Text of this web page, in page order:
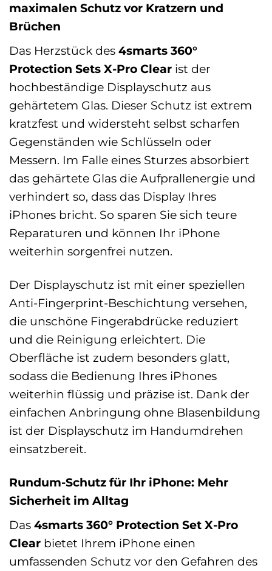
maximalen Schutz vor Kratzern und
Brüchen
Das Herzstück des 4smarts 360°
Protection Sets X-Pro Clear ist der
hochbeständige Displayschutz aus
gehärtetem Glas. Dieser Schutz ist extrem
kratzfest und widersteht selbst scharfen
Gegenständen wie Schlüsseln oder
Messern. Im Falle eines Sturzes absorbiert
das gehärtete Glas die Aufprallenergie und
verhindert so, dass das Display Ihres
iPhones bricht. So sparen Sie sich teure
Reparaturen und können Ihr iPhone
weiterhin sorgenfrei nutzen.
Der Displayschutz ist mit einer speziellen
Anti-Fingerprint-Beschichtung versehen,
die unschöne Fingerabdrücke reduziert
und die Reinigung erleichtert. Die
Oberfläche ist zudem besonders glatt,
sodass die Bedienung Ihres iPhones
weiterhin flüssig und präzise ist. Dank der
einfachen Anbringung ohne Blasenbildung
ist der Displayschutz im Handumdrehen
einsatzbereit.
Rundum-Schutz für Ihr iPhone: Mehr
Sicherheit im Alltag
Das 4smarts 360° Protection Set X-Pro
Clear bietet Ihrem iPhone einen
umfassenden Schutz vor den Gefahren des